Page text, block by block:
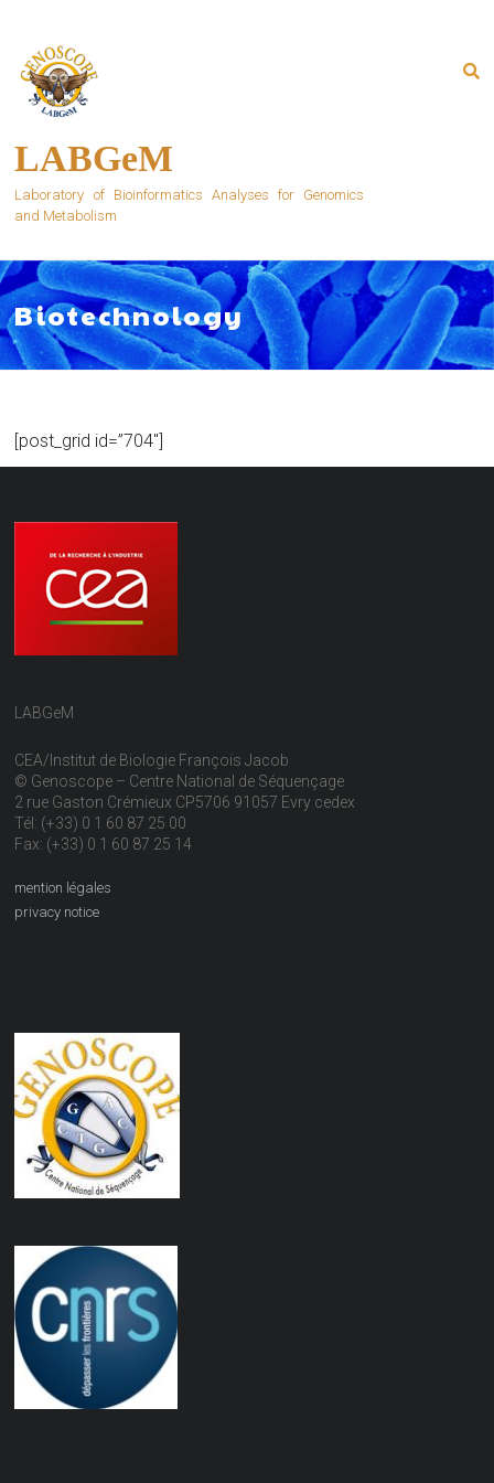
content
LABGeM
Laboratory of Bioinformatics Analyses for Genomics
and Metabolism
Biotechnology
[post_grid id=”704″]
LABGeM
CEA/Institut de Biologie François Jacob
© Genoscope – Centre National de Séquençage
2 rue Gaston Crémieux CP5706 91057 Evry cedex
Tél: (+33) 0 1 60 87 25 00
Fax: (+33) 0 1 60 87 25 14
mention légales
privacy notice